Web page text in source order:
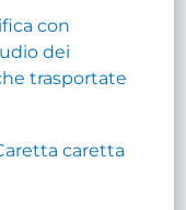
con
dei
trasportate
caretta